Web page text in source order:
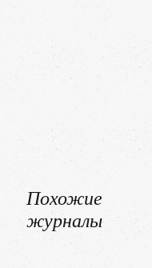
Похожие
журналы